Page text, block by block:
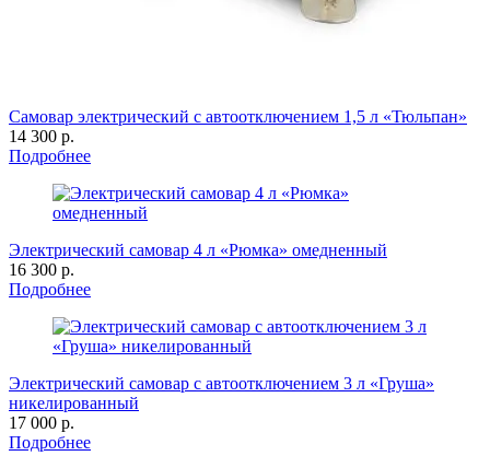
Самовар электрический с автоотключением 1,5 л «Тюльпан»
14 300 р.
Подробнее
Электрический самовар 4 л «Рюмка» омедненный
16 300 р.
Подробнее
Электрический самовар с автоотключением 3 л «Груша»
никелированный
17 000 р.
Подробнее